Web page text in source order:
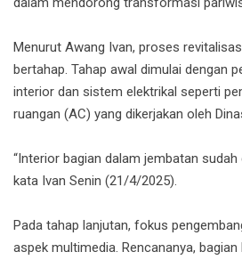
Menurut Awang Ivan, proses
bertahap. Tahap awal dimulai dengan
interior dan sistem elektrikal seperti
ruangan (AC) yang dikerjakan oleh
“Interior bagian dalam jembatan sudah
kata Ivan Senin (21/4/2025).
Pada tahap lanjutan, fokus
aspek multimedia. Rencananya,